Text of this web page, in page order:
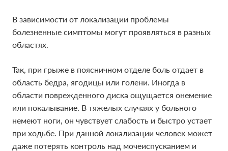
В зависимости от локализации проблемы
болезненные симптомы могут проявляться в разных
областях.
Так, при грыже в поясничном отделе боль отдает в
область бедра, ягодицы или голени. Иногда в
области поврежденного диска ощущается онемение
или покалывание. В тяжелых случаях у больного
немеют ноги, он чувствует слабость и быстро устает
при ходьбе. При данной локализации человек может
даже потерять контроль над мочеиспусканием и